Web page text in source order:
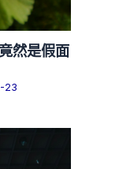
然是假面
23